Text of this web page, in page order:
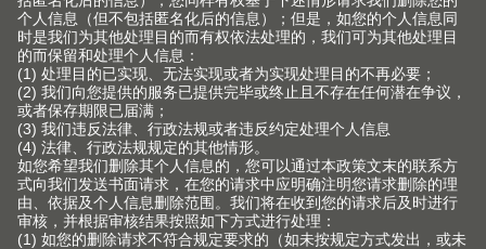
上翻门系列
铰链系列
抽屉系列
导轨系列
口袋门系列
内分隔件系列
规划，设计及产品选择
采购及订单
包装和物流
产品和生产
安装和调节
市场营销
针对室内设计师的服务
企业
关于Blum 百隆
事实和数据
生产基地
历史
质量和创新
联系方式
终端消费者服务热线
中国的经销商
联络表
销售网点
其他主题